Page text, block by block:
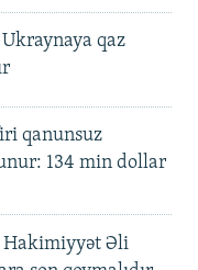
qaz
qanunsuz
134 min dollar
Hakimiyyət Əli